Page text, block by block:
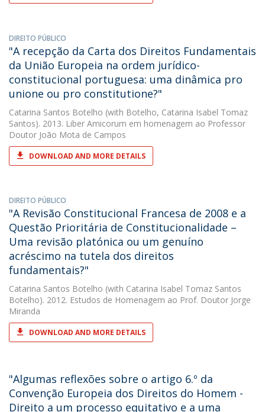
DIREITO PÚBLICO
"A recepção da Carta dos Direitos Fundamentais
da União Europeia na ordem jurídico-
constitucional portuguesa: uma dinâmica pro
unione ou pro constitutione?"
Catarina Santos Botelho (with Botelho, Catarina Isabel Tomaz
Santos). 2013. Liber Amicorum em homenagem ao Professor
Doutor João Mota de Campos
DOWNLOAD AND MORE DETAILS
DIREITO PÚBLICO
"A Revisão Constitucional Francesa de 2008 e a
Questão Prioritária de Constitucionalidade –
Uma revisão platónica ou um genuíno
acréscimo na tutela dos direitos
fundamentais?"
Catarina Santos Botelho (with Catarina Isabel Tomaz Santos
Botelho). 2012. Estudos de Homenagem ao Prof. Doutor Jorge
Miranda
DOWNLOAD AND MORE DETAILS
"Algumas reflexões sobre o artigo 6.º da
Convenção Europeia dos Direitos do Homem -
Direito a um processo equitativo e a uma